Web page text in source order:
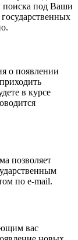
поиска под Ваши
о появлении
в курсе
позволяет
по e-mail.
вас